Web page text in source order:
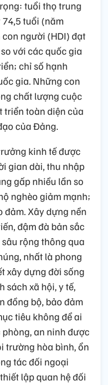
tuổi thọ trung
tuổi (năm
người (HDI) đạt
với các quốc gia
chỉ số hạnh
gia. Những con
chất lượng cuộc
triển toàn diện của
của Đảng.
kinh tế được
gian dài, thu nhập
gấp nhiều lần so
nghèo giảm mạnh;
đảm. Xây dựng nền
đậm đà bản sắc
rộng thông qua
nhất là phong
xây dựng đời sống
sách xã hội, y tế,
đồng bộ, bảo đảm
tiêu không để ai
an ninh được
trường hòa bình, ổn
tác đối ngoại
lập quan hệ đối